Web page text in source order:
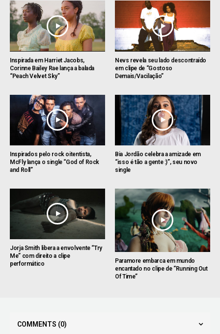
Inspirada em Harriet Jacobs,
Corinne Bailey Rae lança a balada
“Peach Velvet Sky”
Nevs revela seu lado descontraído
em clipe de “Gostoso
Demais/Vacilação”
Inspirados pelo rock oitentista,
McFly lança o single “God of Rock
and Roll”
Bia Jordão celebra a amizade em
“isso é tão a gente :)”, seu novo
single
Jorja Smith libera a envolvente “Try
Me” com direito a clipe
performático
Paramore embarca em mundo
encantado no clipe de “Running Out
Of Time”
COMMENTS (0)